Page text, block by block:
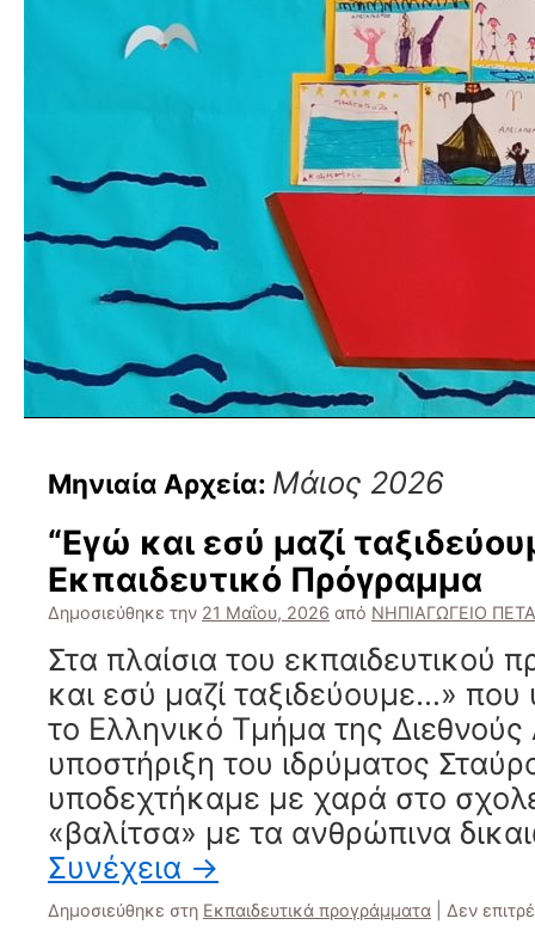
Μηνιαία Αρχεία: Μάιος 2026
“Εγώ και εσύ μαζί
Εκπαιδευτικό Πρόγραμμα
Δημοσιεύθηκε την 21 Μαΐου, 2026 από ΝΗΠΙΑΓΩΓΕΙΟ ΠΕΤΑ
Στα πλαίσια του εκπαιδευτικού
και εσύ μαζί ταξιδεύουμε…»
το Ελληνικό Τμήμα της
υποστήριξη του ιδρύματος
υποδεχτήκαμε με χαρά στο
«βαλίτσα» με τα ανθρώπινα
Συνέχεια →
Δημοσιεύθηκε στη Εκπαιδευτικά προγράμματα Δεν